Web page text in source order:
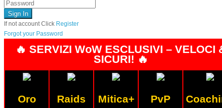
If not account Click Register
Forgot your Password
🔥 SERVIZI WoW ESCLUSIVI – VELOCI
SICURI! 🔥
Oro Raids Mitica+ PvP